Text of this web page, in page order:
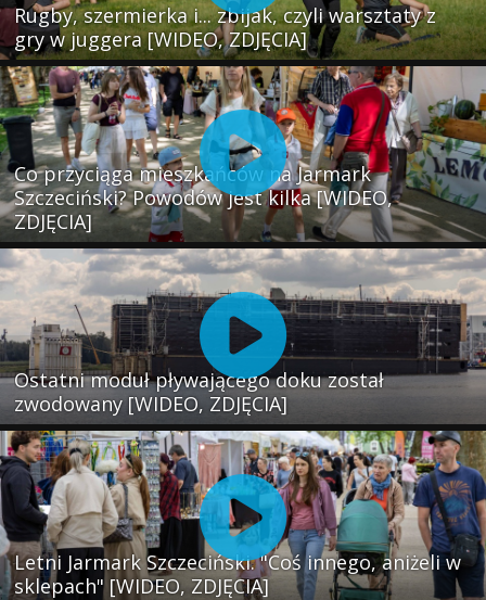
Rugby, szermierka i... zbijak, czyli warsztaty z
gry w juggera [WIDEO, ZDJĘCIA]
Co przyciąga mieszkańców na Jarmark
Szczeciński? Powodów jest kilka [WIDEO,
ZDJĘCIA]
Ostatni moduł pływającego doku został
zwodowany [WIDEO, ZDJĘCIA]
Letni Jarmark Szczeciński. "Coś innego, aniżeli w
sklepach" [WIDEO, ZDJĘCIA]